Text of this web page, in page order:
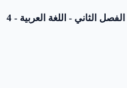
الموضوع رقم 59 - فرض الفصل الثاني - اللغة العربية - 4